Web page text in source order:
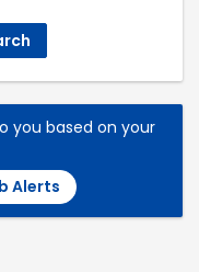
you based on your
Alerts